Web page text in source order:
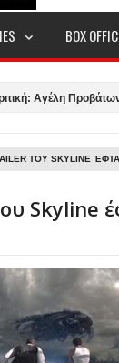
BOX
Προβάτων (2021)
ΤΟΥ SKYLINE
Skyline